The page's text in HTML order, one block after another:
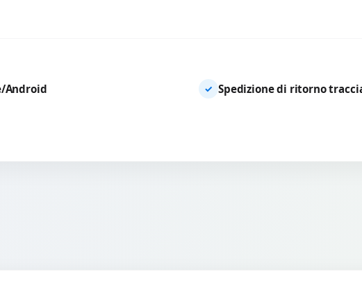
Android ✓ Spedizione di ritorno